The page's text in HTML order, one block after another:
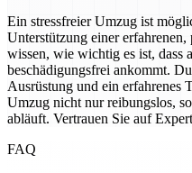
Ein stressfreier Umzug ist
Unterstützung einer
wissen, wie wichtig es ist, dass
beschädigungsfrei ankommt.
Ausrüstung und ein erfahrenes
Umzug nicht nur reibungslos,
abläuft. Vertrauen Sie auf
FAQ